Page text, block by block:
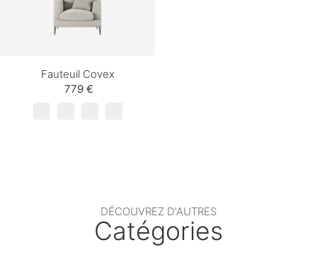
Fauteuil Covex
779 €
DÉCOUVREZ D'AUTRES
Catégories